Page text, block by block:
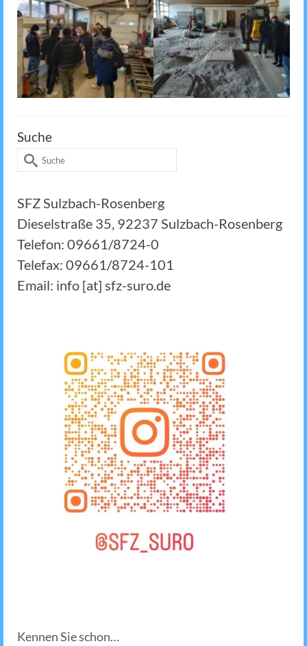
Suche
Suche
SFZ Sulzbach-Rosenberg
Dieselstraße 35, 92237 Sulzbach-Rosenberg
Telefon: 09661/8724-0
Telefax: 09661/8724-101
Email: info [at] sfz-suro.de
Kennen Sie schon…